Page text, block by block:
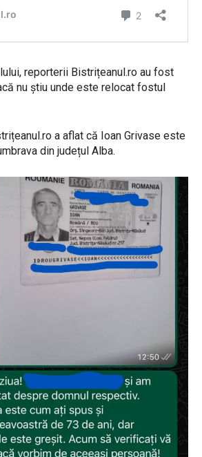
reporterii Bistrițeanul.ro au fost
nu știu unde este relocat fostul
a aflat că Ioan Grivase este
din județul Alba.